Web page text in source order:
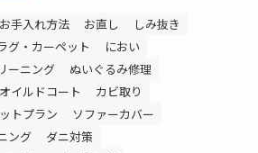
お手入れ方法 お直し
しみ抜き
グ・カーペット
におい
ーニング
ぬいぐるみ修理
オイルドコート
カビ取り
トプラン
ソファーカバー
ング
ダニ対策